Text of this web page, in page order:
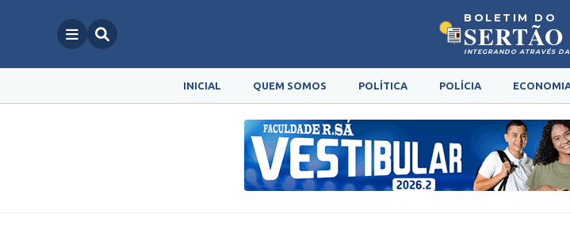
BOLETIM DO
SERTÃO
INTEGRANDO ATRAVÉS
INICIAL QUEM SOMOS POLÍTICA POLÍCIA